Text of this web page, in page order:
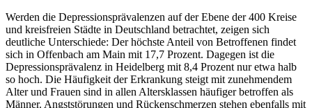
Werden die Depressionsprävalenzen auf der Ebene der 400 Kreise
und kreisfreien Städte in Deutschland betrachtet, zeigen sich
deutliche Unterschiede: Der höchste Anteil von Betroffenen findet
sich in Offenbach am Main mit 17,7 Prozent. Dagegen ist die
Depressionsprävalenz in Heidelberg mit 8,4 Prozent nur etwa halb
so hoch. Die Häufigkeit der Erkrankung steigt mit zunehmendem
Alter und Frauen sind in allen Altersklassen häufiger betroffen als
Männer. Angststörungen und Rückenschmerzen stehen ebenfalls mit